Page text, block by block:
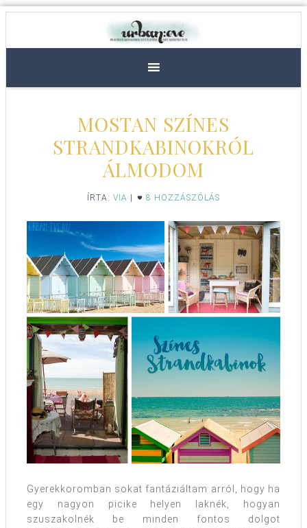
MOSTAN SZÍNES
STRANDKABINOKRÓL
ÁLMODOM
ÍRTA: VIA 8 HOZZÁSZÓLÁS
Gyerekkoromban sokat fantáziáltam arról, hogy ha
egy nagyon picike helyen laknék, hogyan
szuszakolnék be minden fontos dolgot